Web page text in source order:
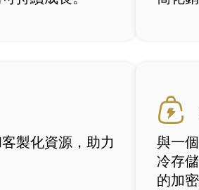
製化資源，助力
與一
冷存
的加密